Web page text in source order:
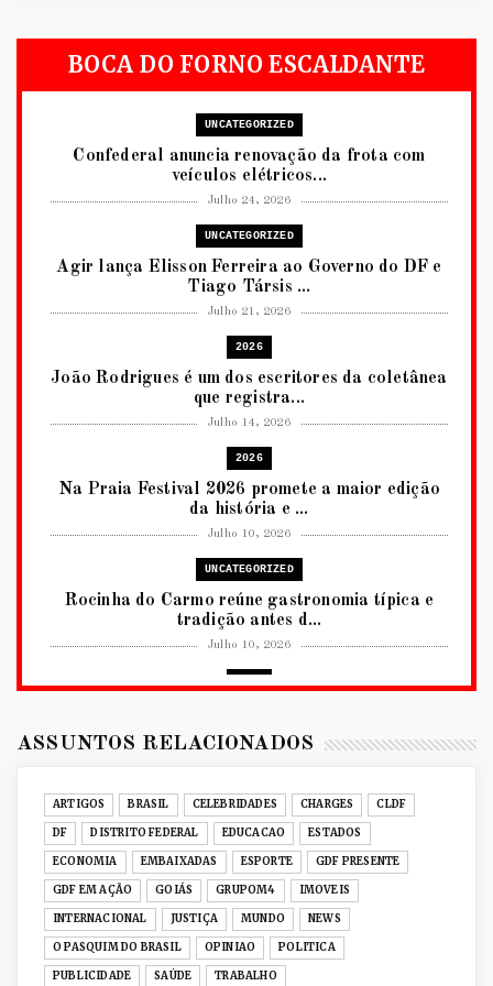
BOCA DO FORNO ESCALDANTE
UNCATEGORIZED
Confederal anuncia renovação da frota com
veículos elétricos...
Julho 24, 2026
UNCATEGORIZED
Agir lança Elisson Ferreira ao Governo do DF e
Tiago Társis ...
Julho 21, 2026
2026
João Rodrigues é um dos escritores da coletânea
que registra...
Julho 14, 2026
2026
Na Praia Festival 2026 promete a maior edição
da história e ...
Julho 10, 2026
UNCATEGORIZED
Rocinha do Carmo reúne gastronomia típica e
tradição antes d...
Julho 10, 2026
BRASÍLIA COM CULTURA, DIPLOM...
UNCATEGORIZED
Senac-DF leva oficinas gastronômicas à 33ª
Expochê com recei...
Junho 15, 2026
ACERVO DIGITAL
Acervo histórico de O Pasquim ganha novas
edições digitais e...
Junho 14, 2026
ASSUNTOS RELACIONADOS
ARTIGOS BRASIL CELEBRIDADES CHARGES CLDF
DF DISTRITO FEDERAL EDUCACAO ESTADOS
ECONOMIA EMBAIXADAS ESPORTE GDF PRESENTE
GDF EM AÇÃO GOIÁS GRUPOM4 IMOVEIS
INTERNACIONAL JUSTIÇA MUNDO NEWS
O PASQUIM DO BRASIL OPINIAO POLITICA
PUBLICIDADE SAÚDE TRABALHO